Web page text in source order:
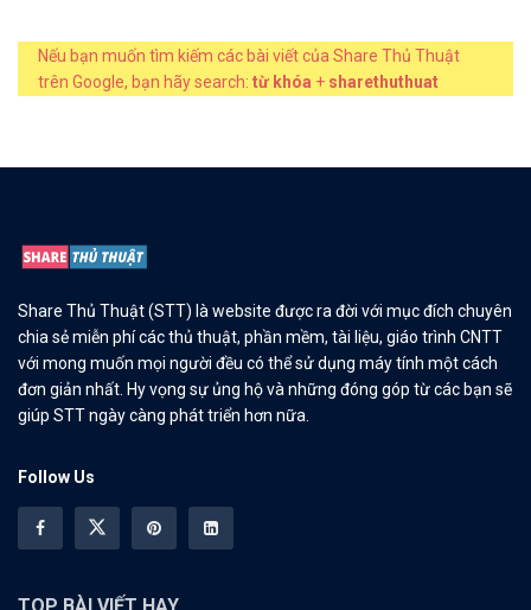
Nếu bạn muốn tìm kiếm các bài viết của Share Thủ Thuật
trên Google, bạn hãy search: từ khóa + sharethuthuat
Share Thủ Thuật (STT) là website được ra đời với mục đích chuyên
chia sẻ miễn phí các thủ thuật, phần mềm, tài liệu, giáo trình CNTT
với mong muốn mọi người đều có thể sử dụng máy tính một cách
đơn giản nhất. Hy vọng sự ủng hộ và những đóng góp từ các bạn sẽ
giúp STT ngày càng phát triển hơn nữa.
Follow Us